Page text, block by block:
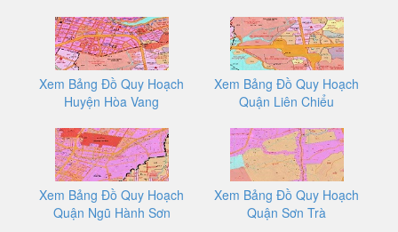
Xem Bảng Đồ Quy Hoạch
Huyện Hòa Vang
Xem Bảng Đồ Quy Hoạch
Quận Liên Chiểu
Xem Bảng Đồ Quy Hoạch
Quận Ngũ Hành Sơn
Xem Bảng Đồ Quy Hoạch
Quận Sơn Trà